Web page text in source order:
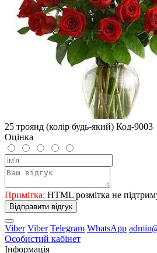
25 троянд (колір будь-який) Код-9003
Оцінка
Примітка: HTML розмітка не
Відправити відгук
Viber Viber Telegram WhatsApp
Особистий кабінет
Інформація